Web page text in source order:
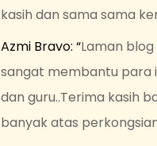
kasih dan sama sama
Azmi Bravo: “Laman
sangat membantu para
dan guru..Terima kasih
banyak atas